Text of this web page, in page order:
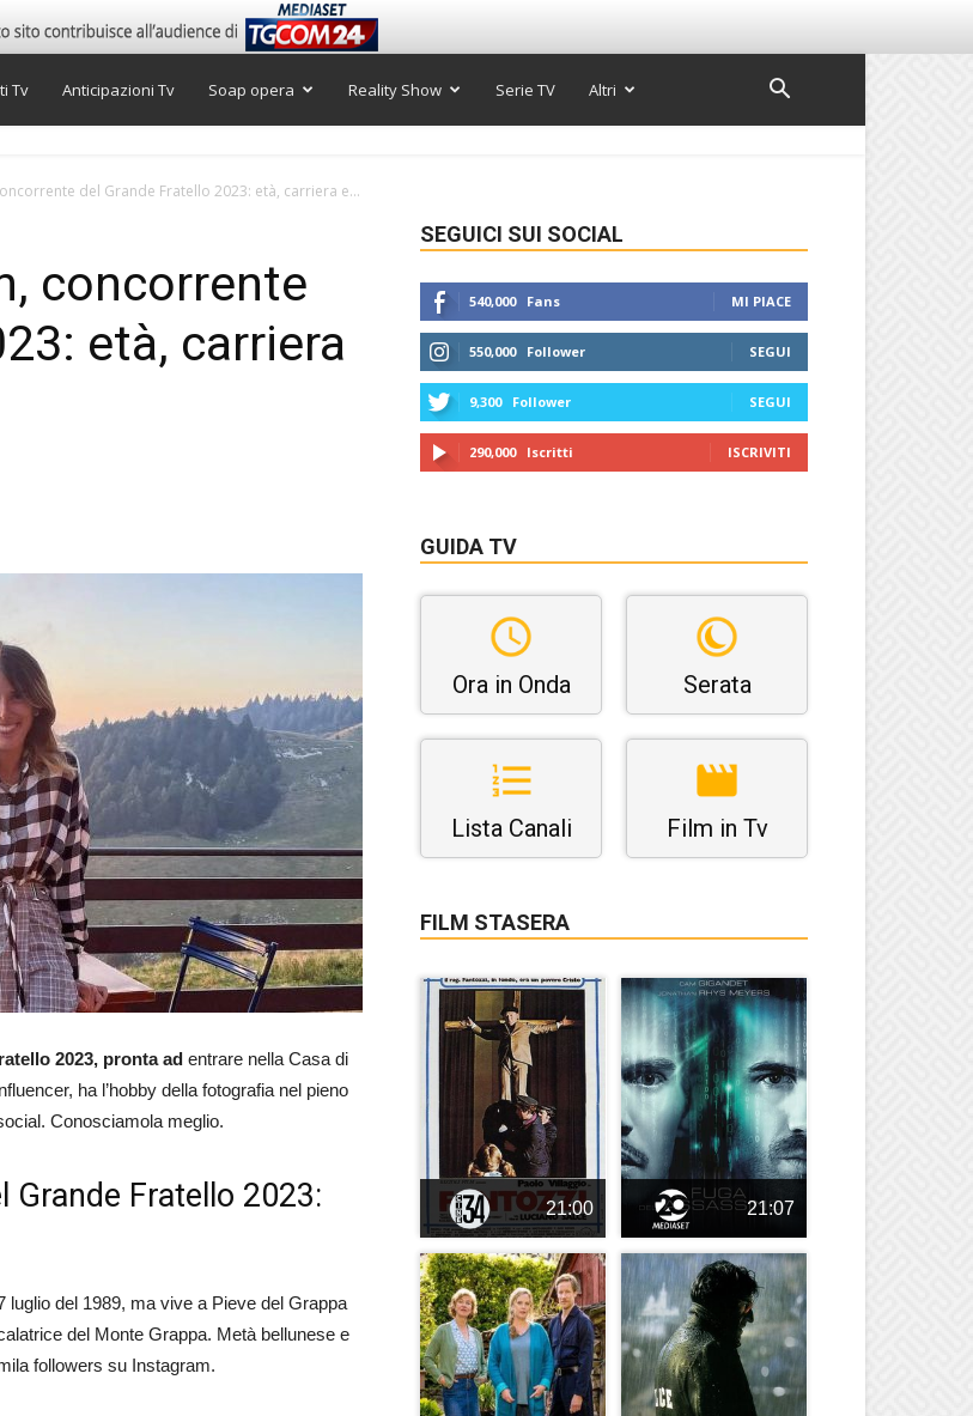
Tv Anticipazioni Tv Soap opera Reality Show Serie TV Altri
del Grande Fratello 2023: età, carriera e...
concorrente
età, carriera
2023, pronta ad entrare nella Casa di
ha l’hobby della fotografia nel pieno
Conosciamola meglio.
Grande Fratello 2023:
luglio del 1989, ma vive a Pieve del Grappa
del Monte Grappa. Metà bellunese e
followers su Instagram.
SEGUICI SUI SOCIAL
540,000 Fans MI PIACE
550,000 Follower SEGUI
9,300 Follower SEGUI
290,000 Iscritti ISCRIVITI
GUIDA TV
Ora in Onda Serata
Lista Canali Film in Tv
FILM STASERA
21:00 21:07